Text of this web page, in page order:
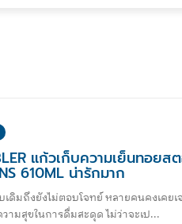
แก้วเก็บความเย็นทอยส
610ML น่ารักมาก
เดิมถึงยังไม่ตอบโจทย์ หลายคนคงเคย
ามสุขในการดื่มสะดุด ไม่ว่าจะเป...